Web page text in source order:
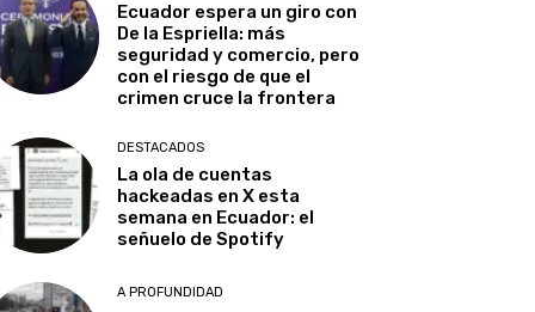
Ecuador espera un giro con
De la Espriella: más
seguridad y comercio, pero
con el riesgo de que el
crimen cruce la frontera
DESTACADOS
La ola de cuentas
hackeadas en X esta
semana en Ecuador: el
señuelo de Spotify
A PROFUNDIDAD